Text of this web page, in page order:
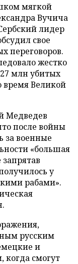
мягкой
Вучича
лидер
свое
переговоров.
жестко
млн убитых
время Великой
Медведев
после войны
за военные
«большая
у
рабами».
русским
и
когда смогут